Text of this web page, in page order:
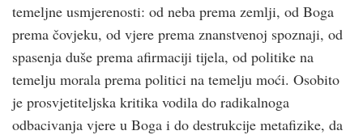
temeljne usmjerenosti: od neba prema zemlji, od Boga
prema čovjeku, od vjere prema znanstvenoj spoznaji, od
spasenja duše prema afirmaciji tijela, od politike na
temelju morala prema politici na temelju moći. Osobito
je prosvjetiteljska kritika vodila do radikalnoga
odbacivanja vjere u Boga i do destrukcije metafizike, da